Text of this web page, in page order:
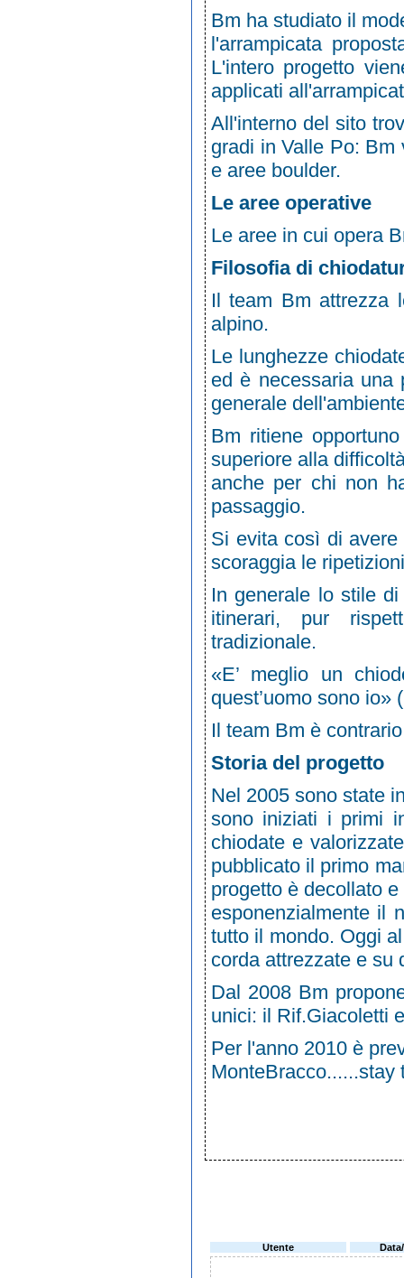
Bm ha studiato il
l'arrampicata
L'intero progetto
applicati
All'interno del sito
gradi in Valle Po:
e aree boulder.
Le aree operative
Le aree in cui opera
Filosofia di
Il team Bm attrezza
alpino.
Le lunghezze
ed è necessaria una
generale
Bm ritiene
superiore alla
anche per chi non
passaggio.
Si evita così di
scoraggia le
In generale lo stile
itinerari, pur
tradizionale.
«E’ meglio un
quest’uomo sono io»
Il team Bm è
Storia del progetto
Nel 2005 sono state
sono iniziati i primi
chiodate e
pubblicato il primo
progetto è decollato
esponenzialmente il
tutto il mondo. Oggi
corda attrezzate e su
Dal 2008 Bm
unici: il Rif.Giacoletti
Per l'anno 2010 è
MonteBracco......stay
Utente